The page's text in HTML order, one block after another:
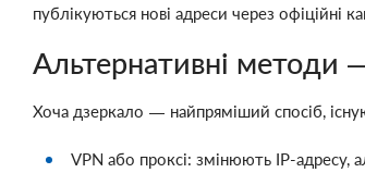
публікуються нові адреси через офіційні
Альтернативні методи
Хоча дзеркало — найпряміший спосіб,
VPN або проксі: змінюють IP-адресу,